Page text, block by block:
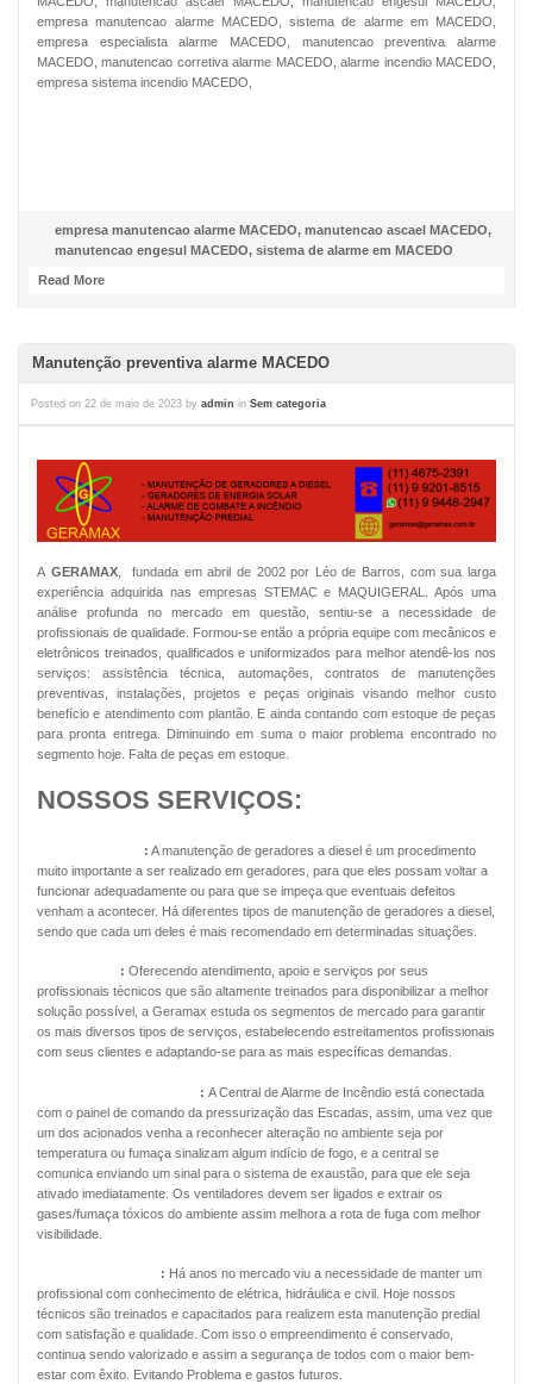
empresa manutencao alarme MACEDO, sistema de alarme em MACEDO,
empresa especialista alarme MACEDO, manutencao preventiva alarme
MACEDO, manutencao corretiva alarme MACEDO, alarme incendio MACEDO,
empresa sistema incendio MACEDO,
empresa manutencao alarme MACEDO, manutencao ascael MACEDO,
manutencao engesul MACEDO, sistema de alarme em MACEDO
Read More
Manutenção preventiva alarme MACEDO
Posted on 22 de maio de 2023 by admin in Sem categoria
A GERAMAX, fundada em abril de 2002 por Léo de Barros, com sua larga
experiência adquirida nas empresas STEMAC e MAQUIGERAL. Após uma
análise profunda no mercado em questão, sentiu-se a necessidade de
profissionais de qualidade. Formou-se então a própria equipe com mecânicos e
eletrônicos treinados, qualificados e uniformizados para melhor atendê-los nos
serviços: assistência técnica, automações, contratos de manutenções
preventivas, instalações, projetos e peças originais visando melhor custo
benefício e atendimento com plantão. E ainda contando com estoque de peças
para pronta entrega. Diminuindo em suma o maior problema encontrado no
segmento hoje. Falta de peças em estoque.
NOSSOS SERVIÇOS:
: A manutenção de geradores a diesel é um procedimento
muito importante a ser realizado em geradores, para que eles possam voltar a
funcionar adequadamente ou para que se impeça que eventuais defeitos
venham a acontecer. Há diferentes tipos de manutenção de geradores a diesel,
sendo que cada um deles é mais recomendado em determinadas situações.
: Oferecendo atendimento, apoio e serviços por seus
profissionais técnicos que são altamente treinados para disponibilizar a melhor
solução possível, a Geramax estuda os segmentos de mercado para garantir
os mais diversos tipos de serviços, estabelecendo estreitamentos profissionais
com seus clientes e adaptando-se para as mais específicas demandas.
: A Central de Alarme de Incêndio está conectada
com o painel de comando da pressurização das Escadas, assim, uma vez que
um dos acionados venha a reconhecer alteração no ambiente seja por
temperatura ou fumaça sinalizam algum indício de fogo, e a central se
comunica enviando um sinal para o sistema de exaustão, para que ele seja
ativado imediatamente. Os ventiladores devem ser ligados e extrair os
gases/fumaça tóxicos do ambiente assim melhora a rota de fuga com melhor
visibilidade.
: Há anos no mercado viu a necessidade de manter um
profissional com conhecimento de elétrica, hidráulica e civil. Hoje nossos
técnicos são treinados e capacitados para realizem esta manutenção predial
com satisfação e qualidade. Com isso o empreendimento é conservado,
continua sendo valorizado e assim a segurança de todos com o maior bem-
estar com êxito. Evitando Problema e gastos futuros.